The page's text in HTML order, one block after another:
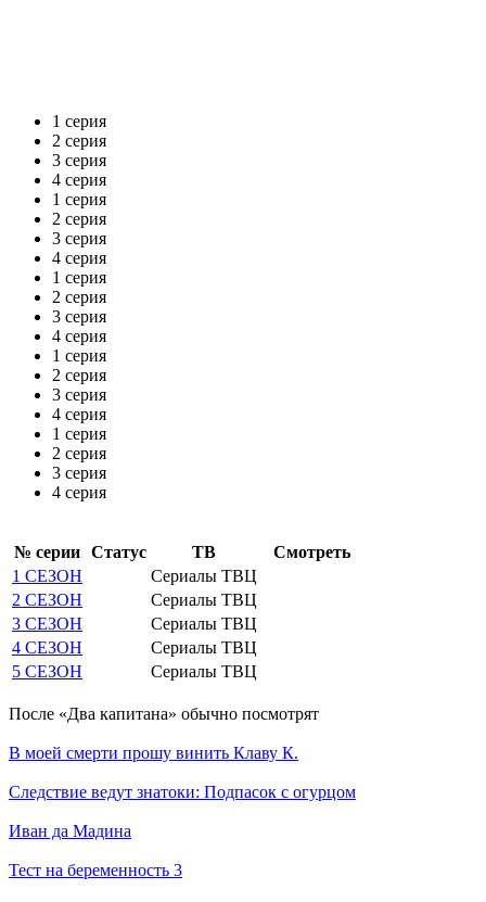
1 серия
2 серия
3 серия
4 серия
1 серия
2 серия
3 серия
4 серия
1 серия
2 серия
3 серия
4 серия
1 серия
2 серия
3 серия
4 серия
1 серия
2 серия
3 серия
4 серия
№ се­рии Ста­тус ТВ
Смот­реть
1 СЕЗОН
Сериалы ТВЦ
2 СЕЗОН
Сериалы ТВЦ
3 СЕЗОН
Сериалы ТВЦ
4 СЕЗОН
Сериалы ТВЦ
5 СЕЗОН
Сериалы ТВЦ
По­сле «Два капитана» обыч­но по­смот­рят
В моей смерти прошу винить Клаву К.
Следствие ведут знатоки: Подпасок с огурцом
Иван да Мадина
Тест на беременность 3